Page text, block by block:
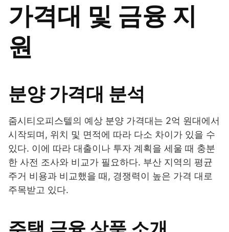
가격대 및 금융 지
원
분양 가격대 분석
줌시티오피스텔의 예상 분양 가격대는 2억 원대에서
시작되며, 위치 및 면적에 따라 다소 차이가 있을 수
있다. 이에 따라 대출이나 투자 계획을 세울 때 충분
한 사전 조사와 비교가 필요하다. 부산 지역의 평균
주거 비용과 비교했을 때, 경쟁력이 높은 가격 대로
주목받고 있다.